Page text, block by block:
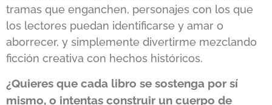
tramas que enganchen, personajes con los que
los lectores puedan identificarse y amar o
aborrecer, y simplemente divertirme mezclando
ficción creativa con hechos históricos.
¿Quieres que cada libro se sostenga por sí
mismo, o intentas construir un cuerpo de